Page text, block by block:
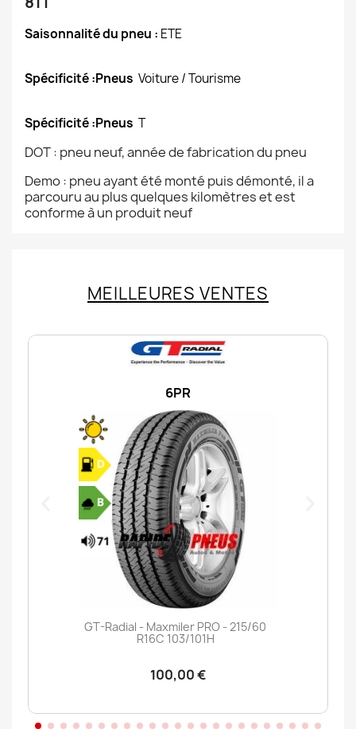
Saisonnalité du pneu : ETE
Spécificité :Pneus Voiture / Tourisme
Spécificité :Pneus T
DOT : pneu neuf, année de fabrication du pneu
Demo : pneu ayant été monté puis démonté, il a
parcouru au plus quelques kilomètres et est
conforme à un produit neuf
MEILLEURES VENTES
6PR
GT-Radial - Maxmiler PRO - 215/60
R16C 103/101H
100,00 €